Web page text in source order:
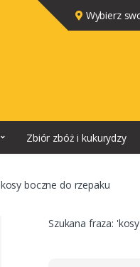
Wybierz
Zbiór zbóż i kukurydzy
kosy boczne do rzepaku
Szukana fraza: